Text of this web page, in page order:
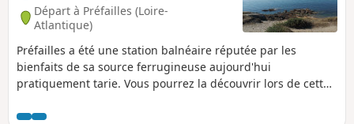
Départ à Préfailles (Loire-
Atlantique)
Préfailles a été une station balnéaire réputée par les
bienfaits de sa source ferrugineuse aujourd'hui
pratiquement tarie. Vous pourrez la découvrir lors de cette
construites à cette époque. En cheminant sur le Sentier des